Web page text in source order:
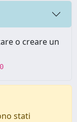
o creare un
stati